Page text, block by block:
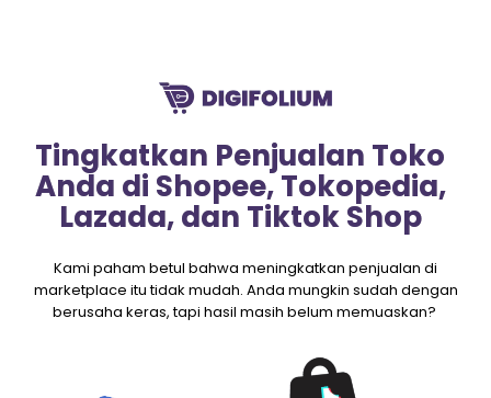
Tingkatkan Penjualan Toko
Anda di Shopee, Tokopedia,
Lazada, dan Tiktok Shop
Kami paham betul bahwa meningkatkan penjualan di
marketplace itu tidak mudah. Anda mungkin sudah dengan
berusaha keras, tapi hasil masih belum memuaskan?